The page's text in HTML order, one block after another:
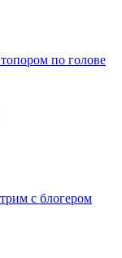
по голове
с блогером